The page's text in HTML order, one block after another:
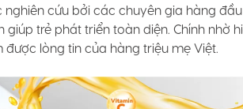
cứu bởi các chuyên gia hàng
trẻ phát triển toàn diện. Chính nhờ
luôn chiếm được lòng tin